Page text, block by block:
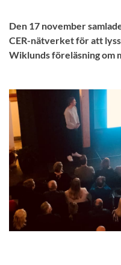
Den 17 november
CER-nätverket för att
Wiklunds föreläsning om